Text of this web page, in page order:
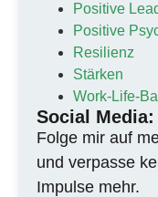
Positive
Positive
Resilienz
Stärken
Work-Life-
Social Media:
Folge mir auf
und verpasse
Impulse mehr.